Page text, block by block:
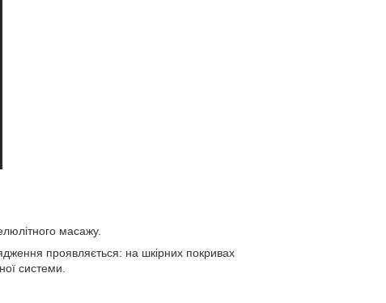
масажу.
проявляється: на шкірних покривах
системи.